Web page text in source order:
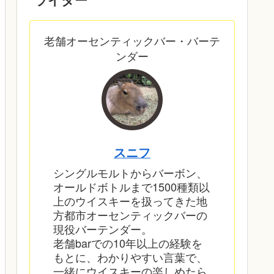
老舗オーセンティックバー・バーテ
ンダー
スニフ
シングルモルトからバーボン、
オールドボトルまで1500種類以
上のウイスキーを扱ってきた地
方都市オーセンティックバーの
現役バーテンダー。
老舗barでの10年以上の経験を
もとに、わかりやすい言葉で、